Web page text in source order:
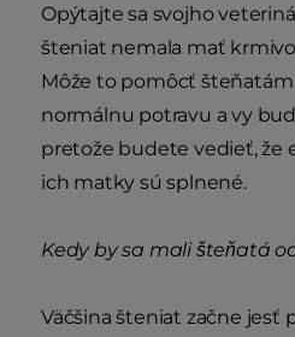
Opýtajte sa svojho
šteniat nemala mať
Môže to pomôcť
normálnu potravu a vy
pretože budete vedieť, že
ich matky sú splnené.
Kedy by sa mali šteňatá
Väčšina šteniat začne jesť